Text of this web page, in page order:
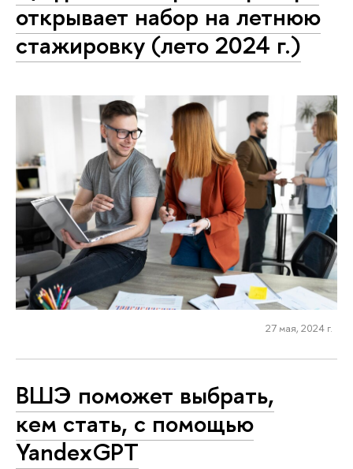
открывает набор на летнюю
стажировку (лето 2024 г.)
27 мая, 2024 г.
ВШЭ поможет выбрать,
кем стать, с помощью
YandexGPT